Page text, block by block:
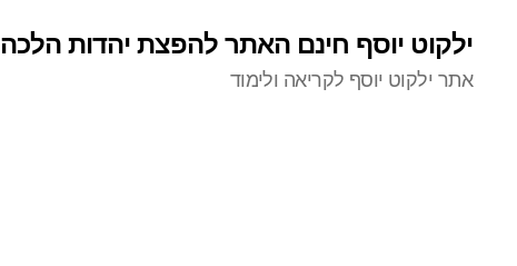
ילקוט יוסף חינם האתר להפצת יהדות הלכה
אתר ילקוט יוסף לקריאה ולימוד